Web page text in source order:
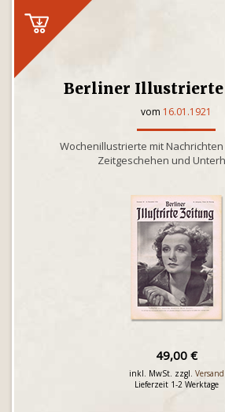
Berliner Illustrierte
vom 16.01.1921
Wochenillustrierte mit
Zeitgeschehen und
49,00 €
inkl. MwSt. zzgl. Versand
Lieferzeit 1-2 Werktage